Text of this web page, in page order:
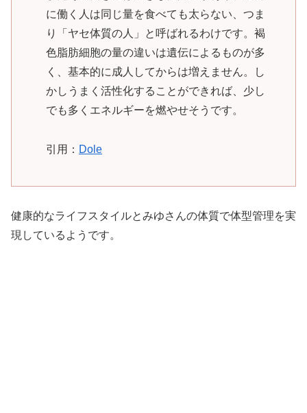
に働く人は同じ量を食べても太らない、つま
り「ヤセ体質の人」と呼ばれるわけです。褐
色脂肪細胞の量の違いは遺伝によるものが多
く、基本的に成人してからは増えません。し
かしうまく活性化することができれば、少し
でも多くエネルギーを燃やせそうです。
引用： Dole
健康的なライフスタイルとみゆさんの体質で体型管理を実
現しているようです。